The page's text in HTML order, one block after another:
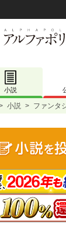
小説
小説 > ファンタ